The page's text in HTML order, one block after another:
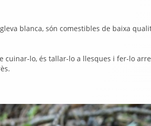
blanca, són comestibles de baixa
cuinar-lo, és tallar-lo a llesques i fer-lo